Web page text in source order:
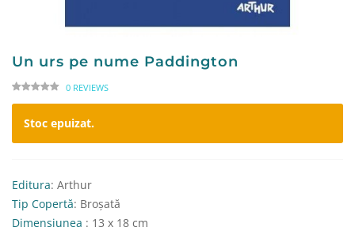
Un urs pe nume Paddington
0 REVIEWS
Stoc epuizat.
Editura: Arthur
Tip Copertă: Broșată
Dimensiunea : 13 x 18 cm